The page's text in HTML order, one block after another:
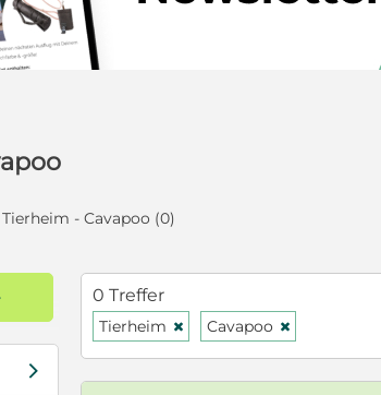
Tierheim - Cavapoo (0)
d
0 Treffer
Tierheim H Cavapoo H